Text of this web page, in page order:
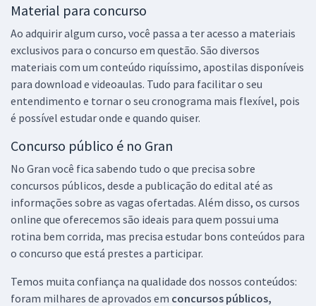
Material para concurso
Ao adquirir algum curso, você passa a ter acesso a materiais
exclusivos para o concurso em questão. São diversos
materiais com um conteúdo riquíssimo, apostilas disponíveis
para download e videoaulas. Tudo para facilitar o seu
entendimento e tornar o seu cronograma mais flexível, pois
é possível estudar onde e quando quiser.
Concurso público é no Gran
No Gran você fica sabendo tudo o que precisa sobre
concursos públicos, desde a publicação do edital até as
informações sobre as vagas ofertadas. Além disso, os cursos
online que oferecemos são ideais para quem possui uma
rotina bem corrida, mas precisa estudar bons conteúdos para
o concurso que está prestes a participar.
Temos muita confiança na qualidade dos nossos conteúdos:
foram milhares de aprovados em concursos públicos,